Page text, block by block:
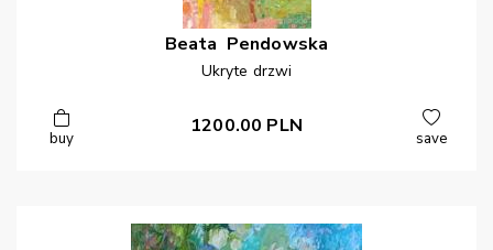
Beata Pendowska
Ukryte drzwi
buy
1200.00 PLN
save